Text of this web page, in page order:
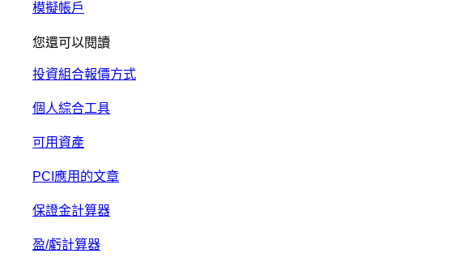
模擬帳戶
您還可以閱讀
投資組合報價方式
個人綜合工具
可用資產
PCI應用的文章
保證金計算器
盈/虧計算器